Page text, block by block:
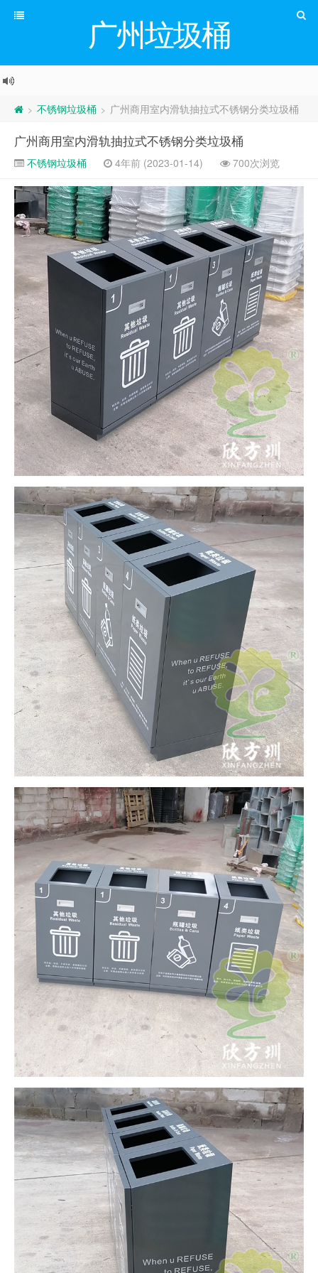
广州垃圾桶
> 不锈钢垃圾桶 > 广州商用室内滑轨抽拉式不锈钢分类垃圾桶
广州商用室内滑轨抽拉式不锈钢分类垃圾桶
不锈钢垃圾桶 4年前 (2023-01-14) 700次浏览